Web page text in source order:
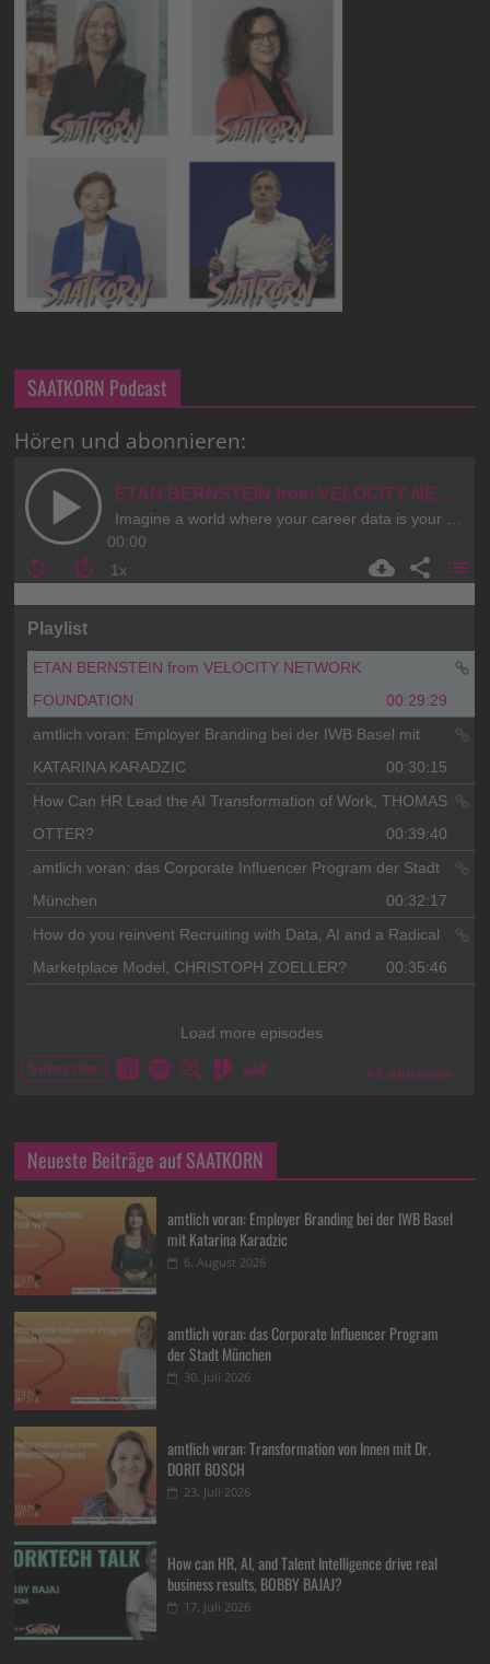
SAATKORN Podcast
Hören und abonnieren:
Neueste Beiträge auf SAATKORN
amtlich voran: Employer Branding bei der IWB Basel
mit Katarina Karadzic
6. August 2026
amtlich voran: das Corporate Influencer Program
der Stadt München
30. Juli 2026
amtlich voran: Transformation von Innen mit Dr.
DORIT BOSCH
23. Juli 2026
How can HR, AI, and Talent Intelligence drive real
business results, BOBBY BAJAJ?
17. Juli 2026